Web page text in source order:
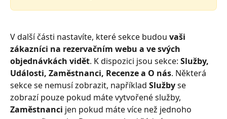
V další části nastavíte, které sekce budou vaši
zákazníci na rezervačním webu a ve svých
objednávkách vidět. K dispozici jsou sekce: Služby,
Události, Zaměstnanci, Recenze a O nás. Některá
sekce se nemusí zobrazit, například Služby se
zobrazí pouze pokud máte vytvořené služby,
Zaměstnanci jen pokud máte více než jednoho